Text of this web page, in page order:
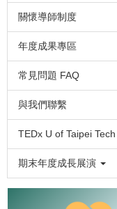
關懷導師制度
年度成果專區
常見問題 FAQ
與我們聯繫
TEDx U of Taipei Tech
期末年度成長展演